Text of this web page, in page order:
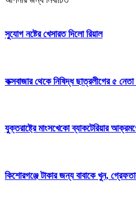
সুযোগ নষ্টের খেসারত দিলো রিয়াল
কক্সবাজার থেকে নিষিদ্ধ ছাত্রলীগের ৫
যুক্তরাষ্ট্রে মাংসখেকো ব্যাকটেরিয়ার
কিশোরগঞ্জে টাকার জন্য বাবাকে খুন,